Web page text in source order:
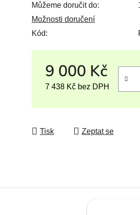
Můžeme doručit do:
Možnosti doručení
Kód:
9 000 Kč
7 438 Kč bez DPH
Tisk Zeptat se